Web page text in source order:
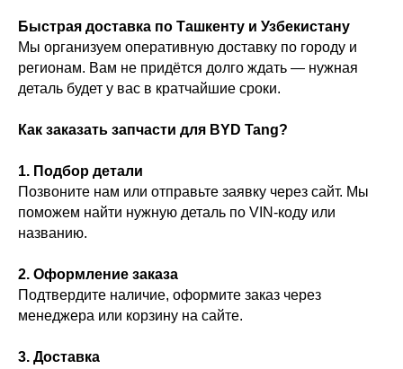
Быстрая доставка по Ташкенту и Узбекистану
Мы организуем оперативную доставку по городу и
регионам. Вам не придётся долго ждать — нужная
деталь будет у вас в кратчайшие сроки.
Как заказать запчасти для BYD Tang?
1. Подбор детали
Позвоните нам или отправьте заявку через сайт. Мы
поможем найти нужную деталь по VIN-коду или
названию.
2. Оформление заказа
Подтвердите наличие, оформите заказ через
менеджера или корзину на сайте.
3. Доставка